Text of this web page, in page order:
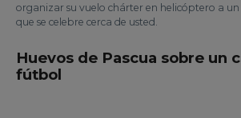
organizar su vuelo chárter en helicóptero a
que se celebre cerca de usted.
Huevos de Pascua sobre un
fútbol